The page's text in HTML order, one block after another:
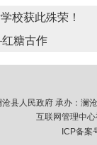
校获此殊荣！
糖古作
县人民政府 承办：澜
互联网管理中
ICP备案